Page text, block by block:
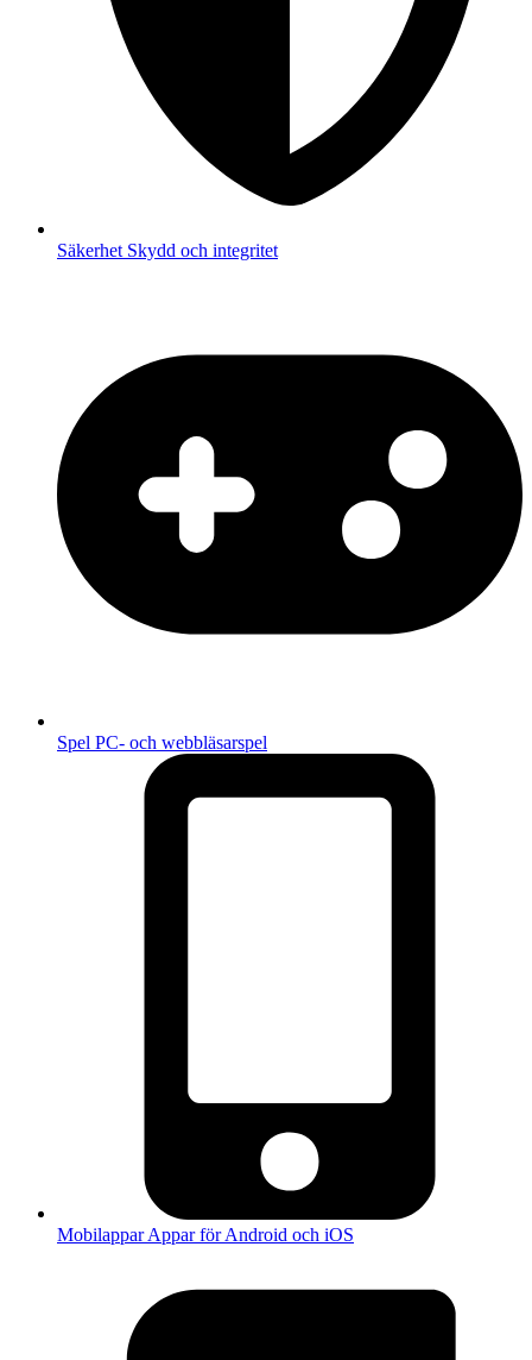
Säkerhet Skydd och integritet
Spel PC- och webbläsarspel
MobilapparAppar för Android och iOS